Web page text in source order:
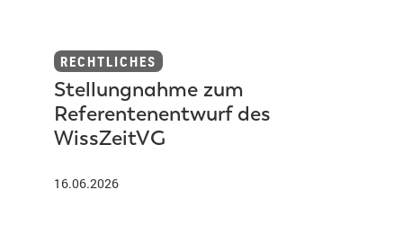
RECHTLICHES
Stellungnahme zum
Referentenentwurf des
WissZeitVG
16.06.2026